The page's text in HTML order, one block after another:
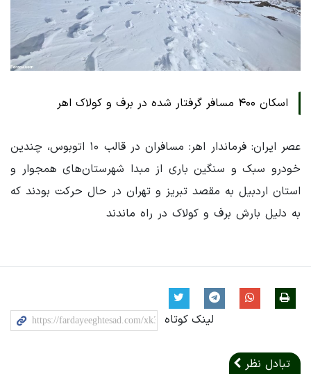
اسکان ۴۰۰ مسافر گرفتار شده در برف و کولاک اهر
عصر ایران: فرماندار اهر: مسافران در قالب ۱۰ اتوبوس، چندین
خودرو سبک و سنگین باری از مبدا شهرستان‌های همجوار و
استان اردبیل به مقصد تبریز و تهران در حال حرکت بودند که
به دلیل بارش برف و کولاک در راه ماندند
لینک کوتاه
تبادل نظر